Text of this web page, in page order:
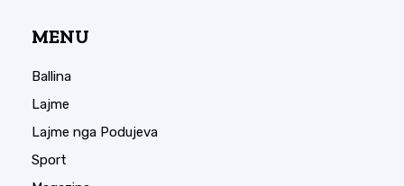
MENU
Ballina
Lajme
Lajme nga Podujeva
Sport